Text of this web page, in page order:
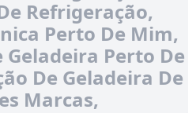
Refrigeração,
Perto De Mim,
Perto De
De Geladeira De
Marcas,